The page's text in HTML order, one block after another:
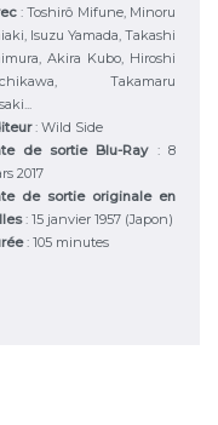
:Toshirô Mifune, Minoru
Isuzu Yamada, Takashi
Akira Kubo, Hiroshi
Takamaru
: Wild Side
de sortie Blu-Ray : 8
2017
de sortie originale en
: 15 janvier 1957 (Japon)
: 105 minutes